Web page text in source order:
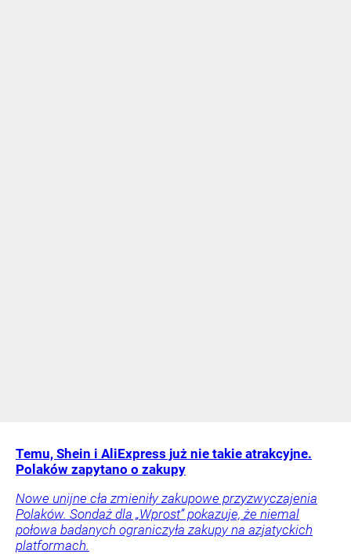
Temu, Shein i AliExpress już nie takie atrakcyjne.
Polaków zapytano o zakupy
Nowe unijne cła zmieniły zakupowe przyzwyczajenia
Polaków. Sondaż dla „Wprost” pokazuje, że niemal
połowa badanych ograniczyła zakupy na azjatyckich
platformach.